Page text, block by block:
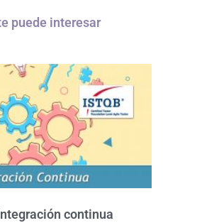
puede interesar
continua